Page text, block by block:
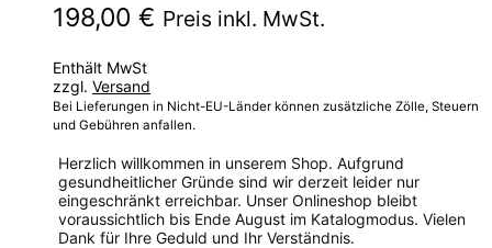
198,00 € Preis inkl. MwSt.
Enthält MwSt
zzgl. Versand
Bei Lieferungen in Nicht-EU-Länder können zusätzliche Zölle, Steuern
und Gebühren anfallen.
Herzlich willkommen in unserem Shop. Aufgrund
gesundheitlicher Gründe sind wir derzeit leider nur
eingeschränkt erreichbar. Unser Onlineshop bleibt
voraussichtlich bis Ende August im Katalogmodus. Vielen
Dank für Ihre Geduld und Ihr Verständnis.